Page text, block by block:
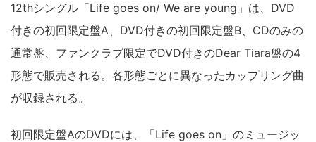
12thシングル「Life goes on/ We are young」は、DVD
付きの初回限定盤A、DVD付きの初回限定盤B、CDのみの
通常盤、ファンクラブ限定でDVD付きのDear Tiara盤の4
形態で販売される。各形態ごとに異なったカップリング曲
が収録される。
初回限定盤AのDVDには、「Life goes on」のミュージッ